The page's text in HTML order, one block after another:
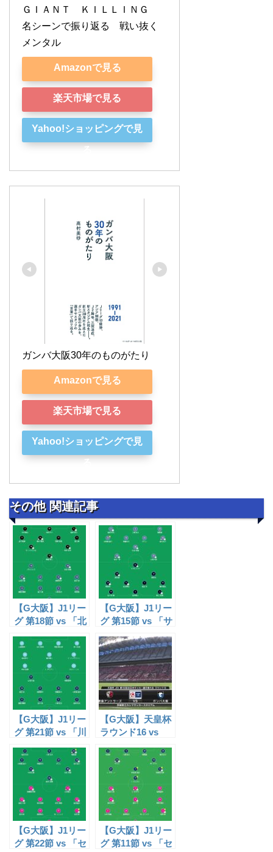
ＧＩＡＮＴ　ＫＩＬＬＩＮＧ
名シーンで振り返る　戦い抜く
メンタル
Amazonで見る
楽天市場で見る
Yahoo!ショッピングで見
ガンバ大阪30年のものがたり
Amazonで見る
楽天市場で見る
Yahoo!ショッピングで見
その他 関連記事
【G大阪】J1リー
グ 第18節 vs 「北
札幌（J1）」試
合レポ
【22/06/26】
【G大阪】J1リー
グ 第15節 vs 「サ
（J1）」試合レ
ポ【22/06/29】
【G大阪】J1リー
グ 第21節 vs 「川
（J1）」試合レ
ポ【22/07/09】
【G大阪】天皇杯
ラウンド16 vs
ズ（J1）」試合
レポ【22/07/13】
【G大阪】J1リー
グ 第22節 vs 「セ
【G大阪】J1リー
グ 第11節 vs 「セ